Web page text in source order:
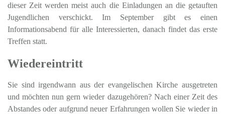
dieser Zeit werden meist auch die Einladungen an die getauften
Jugendlichen verschickt. Im September gibt es einen
Informationsabend für alle Interessierten, danach findet das erste
Treffen statt.
Wiedereintritt
Sie sind irgendwann aus der evangelischen Kirche ausgetreten
und möchten nun gern wieder dazugehören? Nach einer Zeit des
Abstandes oder aufgrund neuer Erfahrungen wollen Sie wieder in